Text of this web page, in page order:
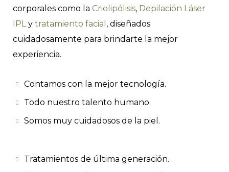
corporales como la Criolipólisis, Depilación Láser
IPLy tratamiento facial , diseñados
cuidadosamente para brindarte la mejor
experiencia.
Contamos con la mejor tecnología.
Todo nuestro talento humano.
Somos muy cuidadosos de la piel.
Tratamientos de última generación.